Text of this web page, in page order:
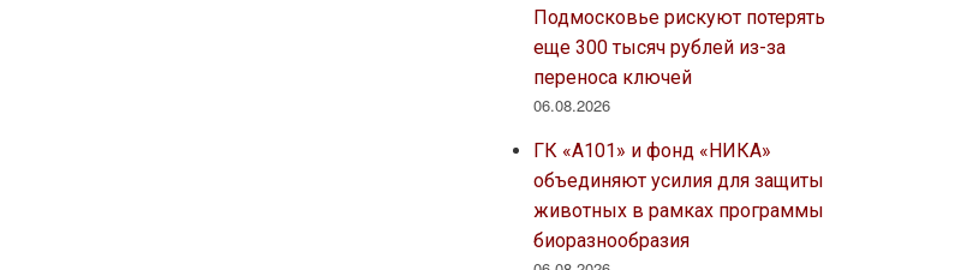
Подмосковье рискуют потерять
еще 300 тысяч рублей из-за
переноса ключей
06.08.2026
ГК «А101» и фонд «НИКА»
объединяют усилия для защиты
животных в рамках программы
биоразнообразия